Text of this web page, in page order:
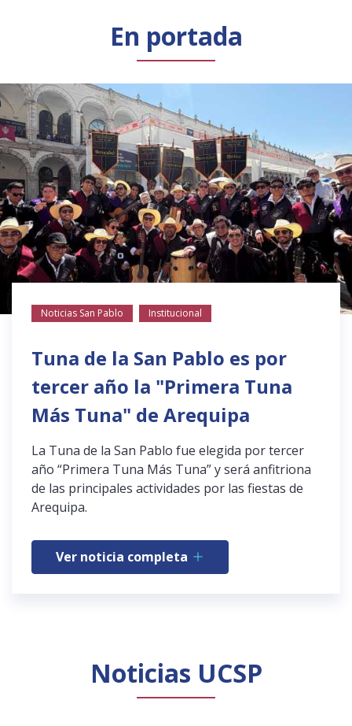
En portada
Noticias San Pablo Institucional
Tuna de la San Pablo es por
tercer año la "Primera Tuna
Más Tuna" de Arequipa
La Tuna de la San Pablo fue elegida por tercer
año “Primera Tuna Más Tuna” y será anfitriona
de las principales actividades por las fiestas de
Arequipa.
Ver noticia completa
Noticias UCSP